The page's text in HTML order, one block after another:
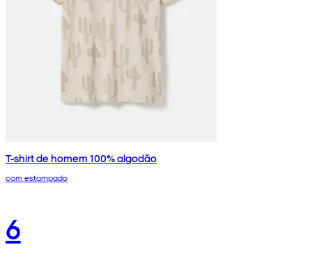
T-shirt de homem 100% algodão
com estampado
6